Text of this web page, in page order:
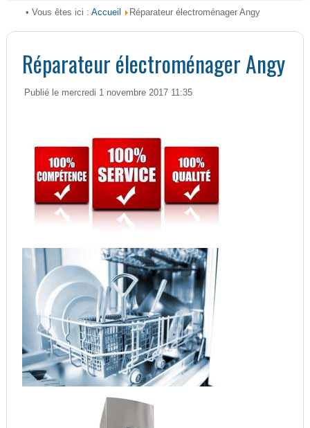
• Vous êtes ici : Accueil Réparateur électroménager Angy
Réparateur électroménager Angy
Publié le mercredi 1 novembre 2017 11:35